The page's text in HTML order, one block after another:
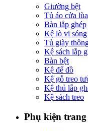
Giường bệt
Tủ áo cửa lùa
Bàn lắp ghép
Kệ lò vi sóng
Tủ giày
Kệ sách lắp
Bàn bệt
Kệ để đồ
Kệ gỗ treo
Kệ thú lắp
Kệ sách treo
Phụ kiện